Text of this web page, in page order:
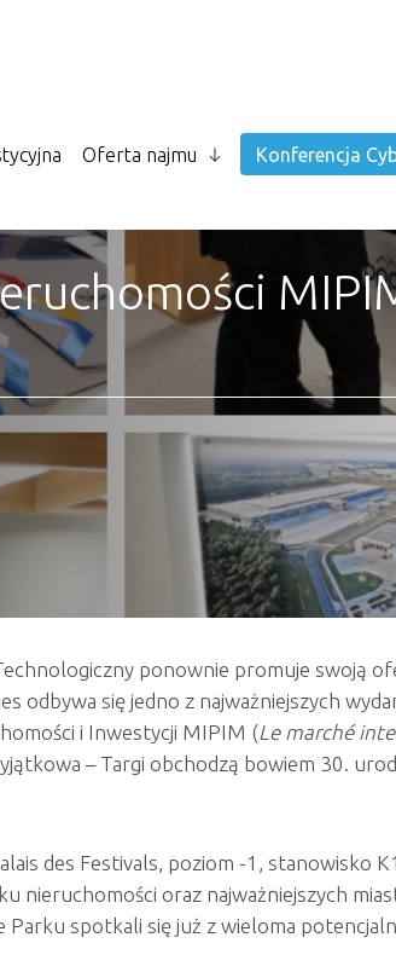
Oferta najmu Konferencja
ponownie promuje swoją
odbywa się jedno z najważniejszych
i Inwestycji MIPIM (Le marché
– Targi obchodzą bowiem 30.
des Festivals, poziom -1, stanowisko
nieruchomości oraz najważniejszych
spotkali się już z wieloma